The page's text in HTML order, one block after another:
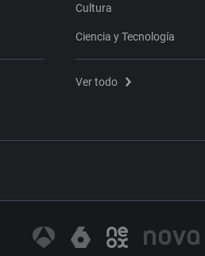
Cultura
Ciencia y Tecnología
Ver todo